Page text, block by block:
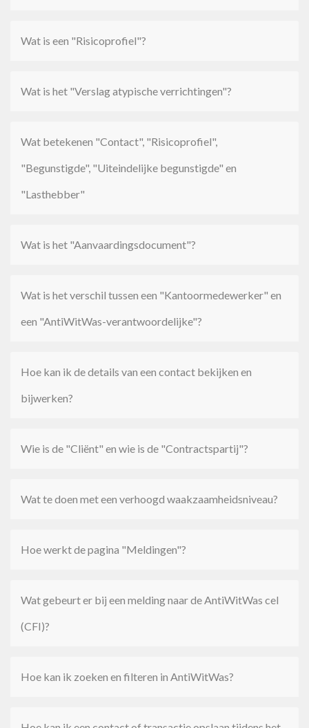
Wat is een "Risicoprofiel"?
Wat is het "Verslag atypische verrichtingen"?
Wat betekenen "Contact", "Risicoprofiel",
"Begunstigde", "Uiteindelijke begunstigde" en
"Lasthebber"
Wat is het "Aanvaardingsdocument"?
Wat is het verschil tussen een "Kantoormedewerker" en
een "AntiWitWas-verantwoordelijke"?
Hoe kan ik de details van een contact bekijken en
bijwerken?
Wie is de "Cliënt" en wie is de "Contractspartij"?
Wat te doen met een verhoogd waakzaamheidsniveau?
Hoe werkt de pagina "Meldingen"?
Wat gebeurt er bij een melding naar de AntiWitWas cel
(CFI)?
Hoe kan ik zoeken en filteren in AntiWitWas?